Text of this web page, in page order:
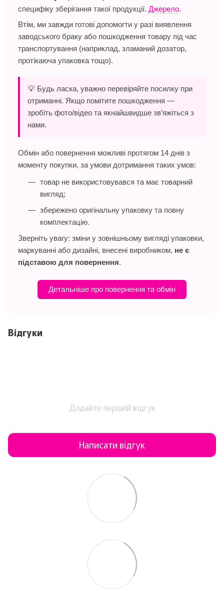
специфіку зберігання такої продукції. Джерело.
Втім, ми завжди готові допомогти у разі виявлення
заводського браку або пошкодження товару під час
транспортування (наприклад, зламаний дозатор,
протікаюча упаковка тощо).
💡 Будь ласка, уважно перевіряйте посилку при
отриманні. Якщо помітите пошкодження —
зробіть фото/відео та якнайшвидше зв’яжіться з
нами.
Обмін або повернення можливі протягом 14 днів з
моменту покупки, за умови дотримання таких умов:
товар не використовувався та має товарний
вигляд;
збережено оригінальну упаковку та повну
комплектацію.
Зверніть увагу: зміни у зовнішньому вигляді упаковки,
маркуванні або дизайні, внесені виробником, не є
підставою для повернення.
Детальніше про повернення та обмін
Відгуки
Додайте перший відгук
Написати відгук